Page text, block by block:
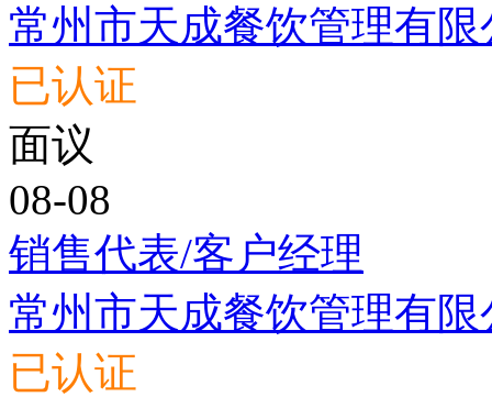
常州市天成餐饮管理有限
已认证
面议
08-08
销售代表/客户经理
常州市天成餐饮管理有限
已认证